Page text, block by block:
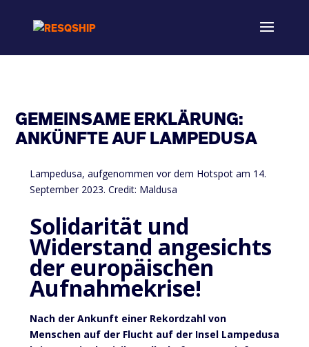
GEMEINSAME ERKLÄRUNG:
ANKÜNFTE AUF LAMPEDUSA
Lampedusa, aufgenommen vor dem Hotspot am 14.
September 2023. Credit: Maldusa
Solidarität und
Widerstand angesichts
der europäischen
Aufnahmekrise!
Nach der Ankunft einer Rekordzahl von
Menschen auf der Flucht auf der Insel Lampedusa